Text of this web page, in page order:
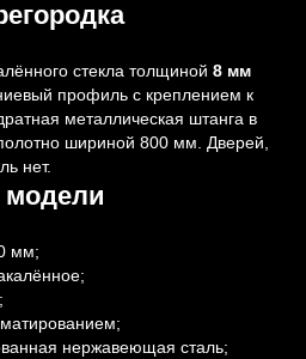
стекла толщиной 8 мм
профиль с креплением к
металлическая штанга в
шириной 800 мм. Дверей,
нет.
модели
мм;
нержавеющая сталь;